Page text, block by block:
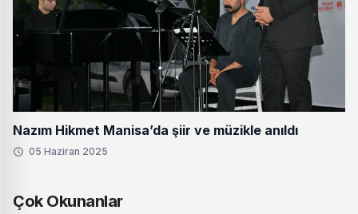
Nazım Hikmet Manisa’da şiir ve müzikle anıldı
05 Haziran 2025
Çok Okunanlar